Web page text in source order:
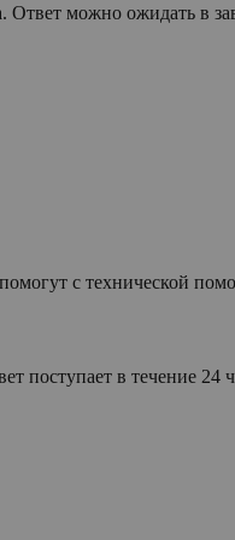
Ответ можно ожидать в
с технической
поступает в течение 24